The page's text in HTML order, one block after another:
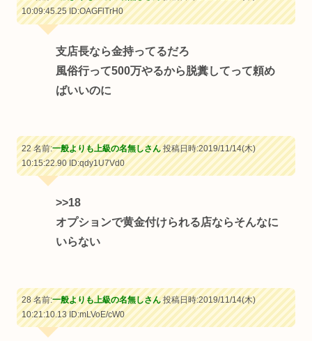
10:09:45.25ID:OAGFlTrH0
支店長なら金持ってるだろ
風俗行って500万やるから脱糞してって頼め
ばいいのに
22 名前:一般よりも上級の名無しさん投稿日時:2019/11/14(木)
10:15:22.90ID:qdy1U7Vd0
>>18
オプションで黄金付けられる店ならそんなに
いらない
28 名前:一般よりも上級の名無しさん投稿日時:2019/11/14(木)
10:21:10.13ID:mLVoE/cW0